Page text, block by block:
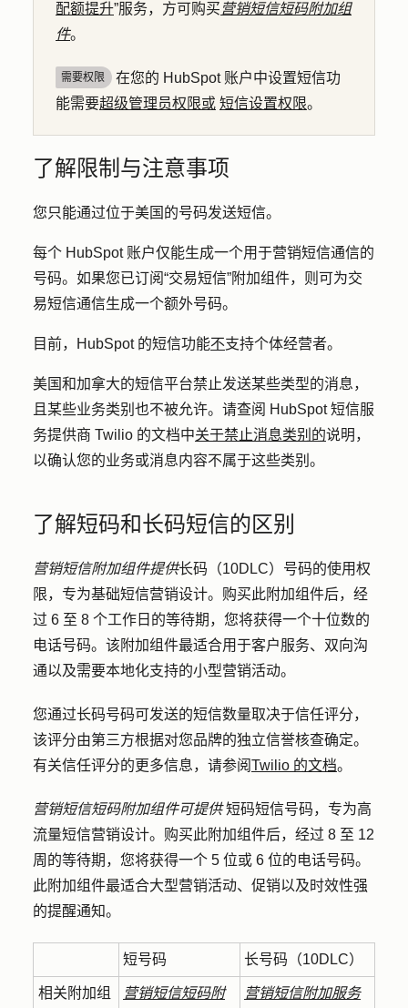
配额提升”服务，方可购买 营销短信短码附加组
件。
需要权限
在您的 HubSpot 账户中设置短信功
能需要超级管理员权限或 短信设置权限。
了解限制与注意事项
您只能通过位于美国的号码发送短信。
每个 HubSpot 账户仅能生成一个用于营销短信通信的
号码。如果您已订阅“交易短信”附加组件，则可为交
易短信通信生成一个额外号码。
目前，HubSpot 的短信功能不支持个体经营者。
美国和加拿大的短信平台禁止发送某些类型的消息，
且某些业务类别也不被允许。请查阅 HubSpot 短信服
务提供商 Twilio 的文档中关于禁止消息类别的说明，
以确认您的业务或消息内容不属于这些类别。
了解短码和长码短信的区别
营销短信附加组件提供长码（10DLC）号码的使用权
限，专为基础短信营销设计。 购买此附加组件后，经
过 6 至 8 个工作日的等待期，您将获得一个十位数的
电话号码。该附加组件最适合用于客户服务、双向沟
通以及需要本地化支持的小型营销活动。
您通过长码号码可发送的短信数量取决于信任评分，
该评分由第三方根据对您品牌的独立信誉核查确定。
有关信任评分的更多信息，请参阅Twilio 的文档。
营销短信短码附加组件可提供短码短信号码，专为高
流量短信营销设计。 购买此附加组件后，经过 8 至 12
周的等待期，您将获得一个 5 位或 6 位的电话号码。
此附加组件最适合大型营销活动、促销以及时效性强
的提醒通知。
短号码 长号码（10DLC）
相关附加组 营销短信短码附 营销短信附加服务